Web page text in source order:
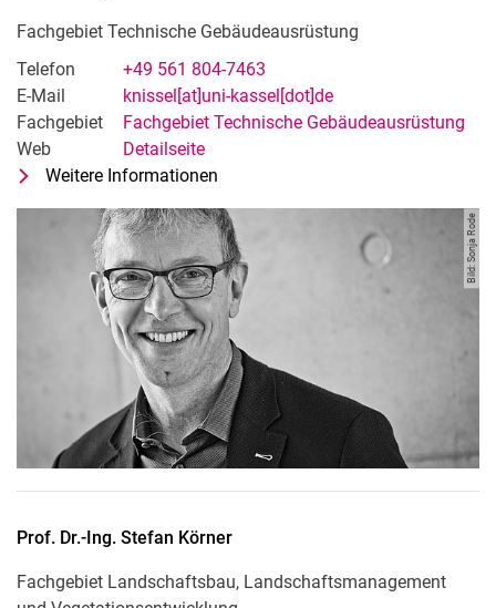
Fachgebiet Technische Gebäudeausrüstung
Telefon
+49 561 804-7463
E-Mail
knissel[at]uni-kassel[dot]de
Fachgebiet
Fachgebiet Technische Gebäudeausrüstung
Web
Detailseite
Weitere Informationen
Bild: Sonja Rode
Prof. Dr.-Ing. Stefan Körner
Fachgebiet Landschaftsbau, Landschaftsmanagement